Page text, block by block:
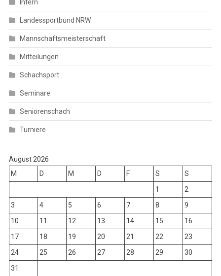
Intern
Landessportbund NRW
Mannschaftsmeisterschaft
Mitteilungen
Schachsport
Seminare
Seniorenschach
Turniere
August 2026
M
D M D F S
S
1
2
3
4 5 6 7 8
9
10
11 12 13 14 15
16
17
18 19 20 21 22
23
24
25 26 27 28 29
30
31